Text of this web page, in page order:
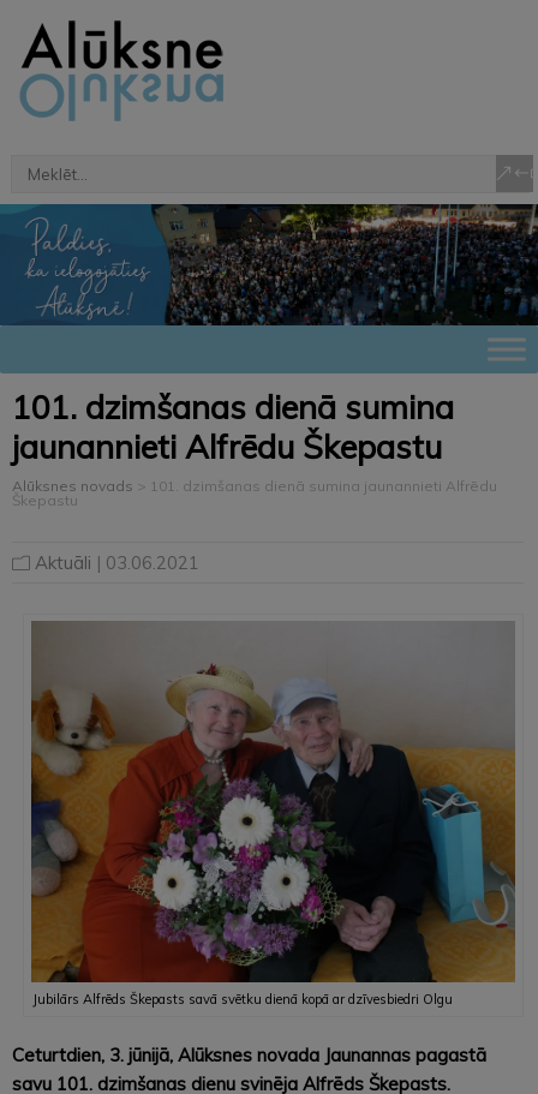
101. dzimšanas dienā sumina
jaunannieti Alfrēdu Škepastu
Alūksnes novads > 101. dzimšanas dienā sumina jaunannieti Alfrēdu
Škepastu
Aktuāli | 03.06.2021
Jubilārs Alfrēds Škepasts savā svētku dienā kopā ar dzīvesbiedri Olgu
Ceturtdien, 3. jūnijā, Alūksnes novada Jaunannas pagastā
savu 101. dzimšanas dienu svinēja Alfrēds Škepasts.